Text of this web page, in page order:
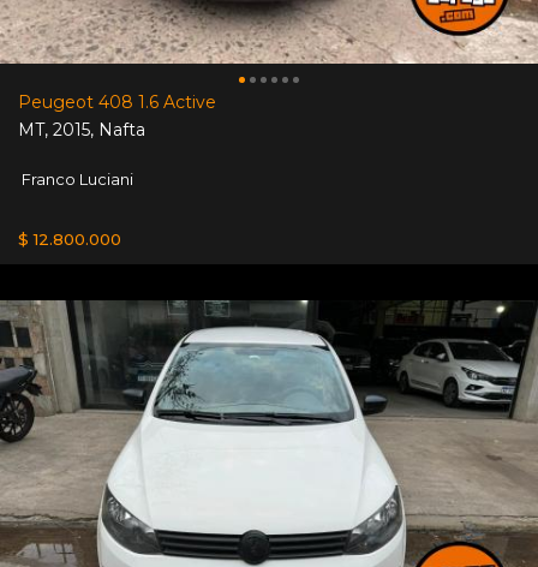
Peugeot 408 1.6 Active
MT, 2015, Nafta
Franco Luciani
$ 12.800.000